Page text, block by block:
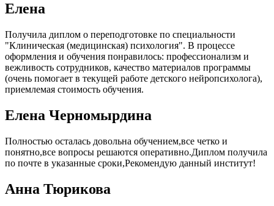
Елена
Получила диплом о переподготовке по специальности
"Клиническая (медицинская) психология". В процессе
оформления и обучения понравилось: профессионализм и
вежливость сотрудников, качество материалов программы
(очень помогает в текущей работе детского нейропсихолога),
приемлемая стоимость обучения.
Елена Черномырдина
Полностью осталась довольна обучением,все четко и
понятно,все вопросы решаются оперативно.Диплом получила
по почте в указанные сроки,Рекомендую данный институт!
Анна Тюрикова